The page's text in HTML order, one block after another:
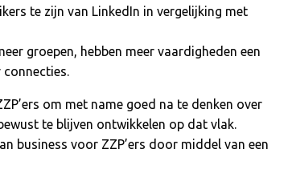
te zijn van LinkedIn in vergelijking met
groepen, hebben meer vaardigheden een
om met name goed na te denken over
te blijven ontwikkelen op dat vlak.
business voor ZZP’ers door middel van een